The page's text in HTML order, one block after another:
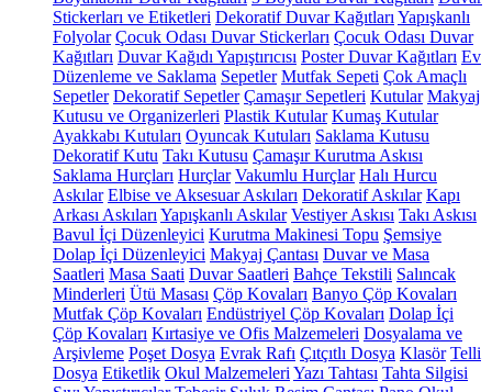
Stickerları ve Etiketleri Dekoratif Duvar Kağıtları Yapışkanlı
Folyolar Çocuk Odası Duvar Stickerları Çocuk Odası Duvar
Kağıtları Duvar Kağıdı Yapıştırıcısı Poster Duvar Kağıtları Ev
Düzenleme ve Saklama Sepetler Mutfak Sepeti Çok Amaçlı
Sepetler Dekoratif Sepetler Çamaşır Sepetleri Kutular Makyaj
Kutusu ve Organizerleri Plastik Kutular Kumaş Kutular
Ayakkabı Kutuları Oyuncak Kutuları Saklama Kutusu
Dekoratif Kutu Takı Kutusu Çamaşır Kurutma Askısı
Saklama Hurçları Hurçlar Vakumlu Hurçlar Halı Hurcu
Askılar Elbise ve Aksesuar Askıları Dekoratif Askılar Kapı
Arkası Askıları Yapışkanlı Askılar Vestiyer Askısı Takı Askısı
Bavul İçi Düzenleyici Kurutma Makinesi Topu Şemsiye
Dolap İçi Düzenleyici Makyaj Çantası Duvar ve Masa
Saatleri Masa Saati Duvar Saatleri Bahçe Tekstili Salıncak
Minderleri Ütü Masası Çöp Kovaları Banyo Çöp Kovaları
Mutfak Çöp Kovaları Endüstriyel Çöp Kovaları Dolap İçi
Çöp Kovaları Kırtasiye ve Ofis Malzemeleri Dosyalama ve
Arşivleme Poşet Dosya Evrak Rafı Çıtçıtlı Dosya Klasör Telli
Dosya Etiketlik Okul Malzemeleri Yazı Tahtası Tahta Silgisi